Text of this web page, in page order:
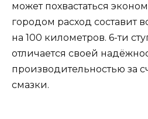
может похвастаться
городом расход составит
на 100 километров. 6-ти
отличается своей
производительностью за
смазки.